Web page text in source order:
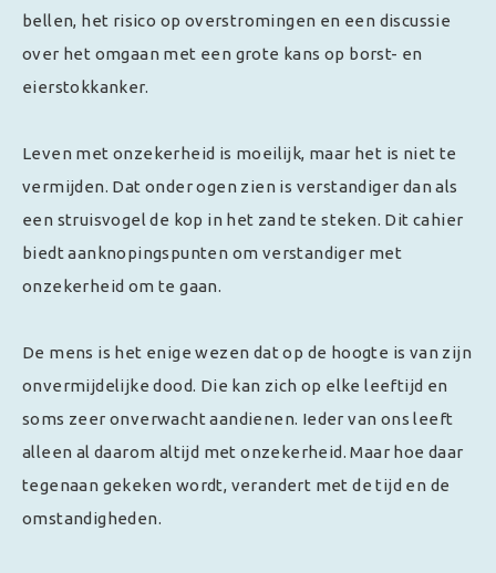
bellen, het risico op overstromingen en een discussie
over het omgaan met een grote kans op borst- en
eierstokkanker.
Leven met onzekerheid is moeilijk, maar het is niet te
vermijden. Dat onder ogen zien is verstandiger dan als
een struisvogel de kop in het zand te steken. Dit cahier
biedt aanknopingspunten om verstandiger met
onzekerheid om te gaan.
De mens is het enige wezen dat op de hoogte is van zijn
onvermijdelijke dood. Die kan zich op elke leeftijd en
soms zeer onverwacht aandienen. Ieder van ons leeft
alleen al daarom altijd met onzekerheid. Maar hoe daar
tegenaan gekeken wordt, verandert met de tijd en de
omstandigheden.